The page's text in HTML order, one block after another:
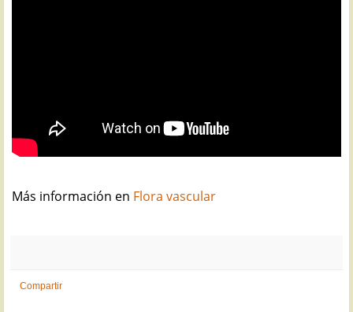
Más información en Flora vascular
Compartir